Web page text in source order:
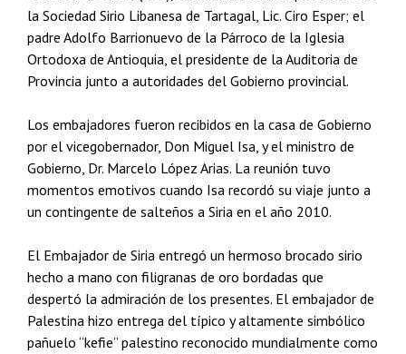
la Sociedad Sirio Libanesa de Tartagal, Lic. Ciro Esper; el
padre Adolfo Barrionuevo de la Párroco de la Iglesia
Ortodoxa de Antioquia, el presidente de la Auditoria de
Provincia junto a autoridades del Gobierno provincial.
Los embajadores fueron recibidos en la casa de Gobierno
por el vicegobernador, Don Miguel Isa, y el ministro de
Gobierno, Dr. Marcelo López Arias. La reunión tuvo
momentos emotivos cuando Isa recordó su viaje junto a
un contingente de salteños a Siria en el año 2010.
El Embajador de Siria entregó un hermoso brocado sirio
hecho a mano con filigranas de oro bordadas que
despertó la admiración de los presentes. El embajador de
Palestina hizo entrega del típico y altamente simbólico
pañuelo “kefie” palestino reconocido mundialmente como